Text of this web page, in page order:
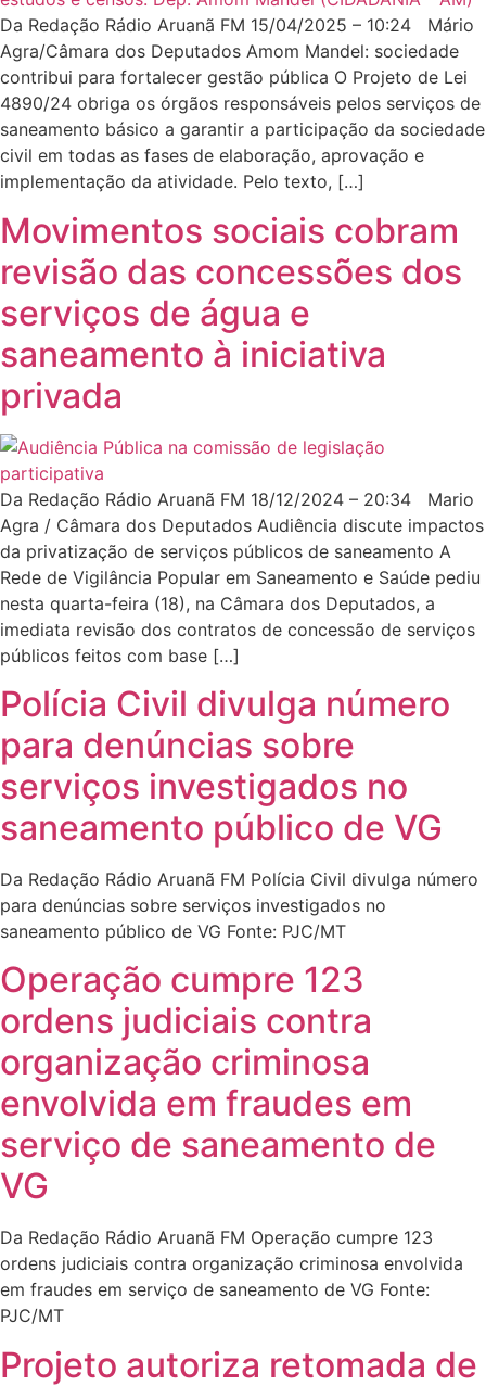
Da Redação Rádio Aruanã FM 15/04/2025 – 10:24 Mário
Agra/Câmara dos Deputados Amom Mandel: sociedade
contribui para fortalecer gestão pública O Projeto de Lei
4890/24 obriga os órgãos responsáveis pelos serviços de
saneamento básico a garantir a participação da sociedade
civil em todas as fases de elaboração, aprovação e
implementação da atividade. Pelo texto, […]
Movimentos sociais cobram
revisão das concessões dos
serviços de água e
saneamento à iniciativa
privada
Da Redação Rádio Aruanã FM 18/12/2024 – 20:34 Mario
Agra / Câmara dos Deputados Audiência discute impactos
da privatização de serviços públicos de saneamento A
Rede de Vigilância Popular em Saneamento e Saúde pediu
nesta quarta-feira (18), na Câmara dos Deputados, a
imediata revisão dos contratos de concessão de serviços
públicos feitos com base […]
Polícia Civil divulga número
para denúncias sobre
serviços investigados no
saneamento público de VG
Da Redação Rádio Aruanã FM Polícia Civil divulga número
para denúncias sobre serviços investigados no
saneamento público de VG Fonte: PJC/MT
Operação cumpre 123
ordens judiciais contra
organização criminosa
envolvida em fraudes em
serviço de saneamento de
VG
Da Redação Rádio Aruanã FM Operação cumpre 123
ordens judiciais contra organização criminosa envolvida
em fraudes em serviço de saneamento de VG Fonte:
PJC/MT
Projeto autoriza retomada de